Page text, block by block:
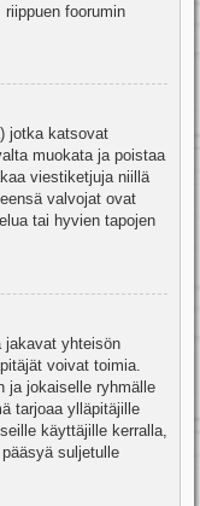
foorumin
jotka katsovat
muokata ja poistaa
viestiketjuja niillä
valvojat ovat
tai hyvien tapojen
jakavat yhteisön
voivat toimia.
ja jokaiselle ryhmälle
tarjoaa ylläpitäjille
käyttäjille kerralla,
suljetulle